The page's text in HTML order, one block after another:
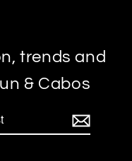
trends and
& Cabos